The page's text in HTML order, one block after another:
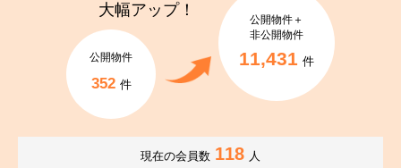
大幅アップ！
公開物件
352 件
公開物件＋
非公開物件
11,431 件
現在の会員数 118 人